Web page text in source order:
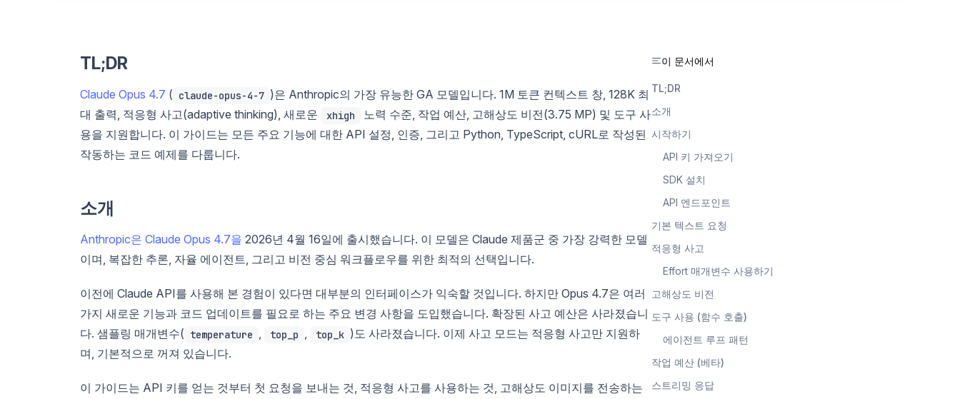
TL;DR
Claude Opus 4.7 ( claude-opus-4-7 )은 Anthropic의 가장 유능한 GA 모델입니다. 1M 토큰 컨텍스트 창, 128K 최
대 출력, 적응형 사고(adaptive thinking), 새로운
xhigh
노력 수준, 작업 예산, 고해상도 비전(3.75 MP) 및 도구 사
용을 지원합니다. 이 가이드는 모든 주요 기능에 대한 API 설정, 인증, 그리고 Python, TypeScript, cURL로 작성된
작동하는 코드 예제를 다룹니다.
소개
Anthropic은 Claude Opus 4.7을 2026년 4월 16일에 출시했습니다. 이 모델은 Claude 제품군 중 가장 강력한 모델
이며, 복잡한 추론, 자율 에이전트, 그리고 비전 중심 워크플로우를 위한 최적의 선택입니다.
이전에 Claude API를 사용해 본 경험이 있다면 대부분의 인터페이스가 익숙할 것입니다. 하지만 Opus 4.7은 여러
가지 새로운 기능과 코드 업데이트를 필요로 하는 주요 변경 사항을 도입했습니다. 확장된 사고 예산은 사라졌습니
다. 샘플링 매개변수( temperature top_p top_k )도 사라졌습니다. 이제 사고 모드는 적응형 사고만 지원하
며, 기본적으로 꺼져 있습니다.
이 가이드는 API 키를 얻는 것부터 첫 요청을 보내는 것, 적응형 사고를 사용하는 것, 고해상도 이미지를 전송하는
이 문서에서
TL;DR
소개
시작하기
API 키 가져오기
SDK 설치
API 엔드포인트
기본 텍스트 요청
적응형 사고
Effort 매개변수 사용하기
고해상도 비전
도구 사용 (함수 호출)
에이전트 루프 패턴
작업 예산 (베타)
스트리밍 응답